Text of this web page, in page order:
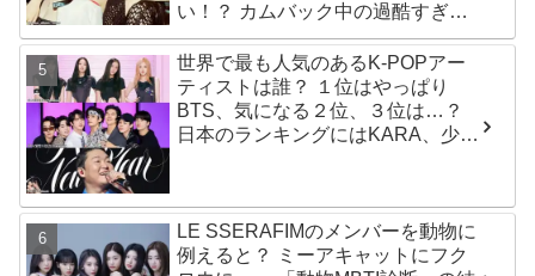
い！？ カムバック中の過酷すぎる
スケジュールに衝撃
世界で最も人気のあるK-POPアー
ティストは誰？ １位はやっぱり
BTS、気になる２位、３位は…？
日本のランキングにはKARA、少女
LE SSERAFIMのメンバーを動物に
例えると？ ミーアキャットにフク